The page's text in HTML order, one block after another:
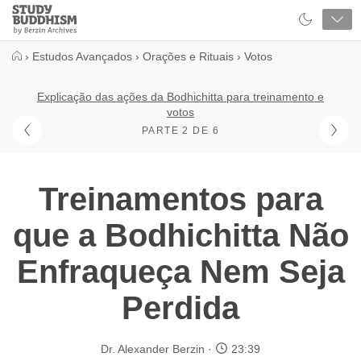
Close
Study
Buddhism
› Estudos Avançados › Orações e Rituais › Votos
Explicação das ações da Bodhichitta para treinamento e
votos
PARTE 2 DE 6
Treinamentos para
que a Bodhichitta Não
Enfraqueça Nem Seja
Perdida
Dr. Alexander Berzin 23:39